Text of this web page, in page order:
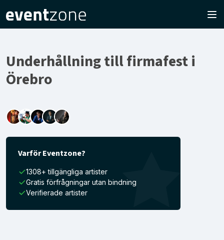
Underhållning till firmafest i
Örebro
Varför Eventzone?
1308+ tillgängliga artister
Gratis förfrågningar utan bindning
Verifierade artister